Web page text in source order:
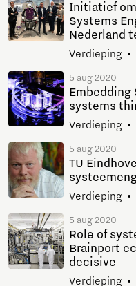
Initiatief
Systems
Nederland
Verdieping
5 aug 2020
Embedding
systems
Verdieping
5 aug 2020
TU
Verdieping
5 aug 2020
Role of
Brainport
decisive
Verdieping